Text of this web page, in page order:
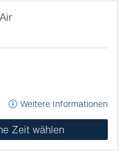
Weitere Informationen
Zeit wählen